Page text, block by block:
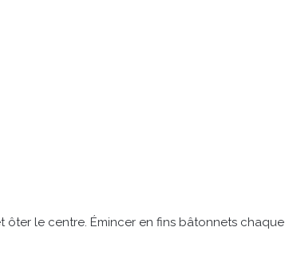
ôter le centre. Émincer en fins bâtonnets chaque